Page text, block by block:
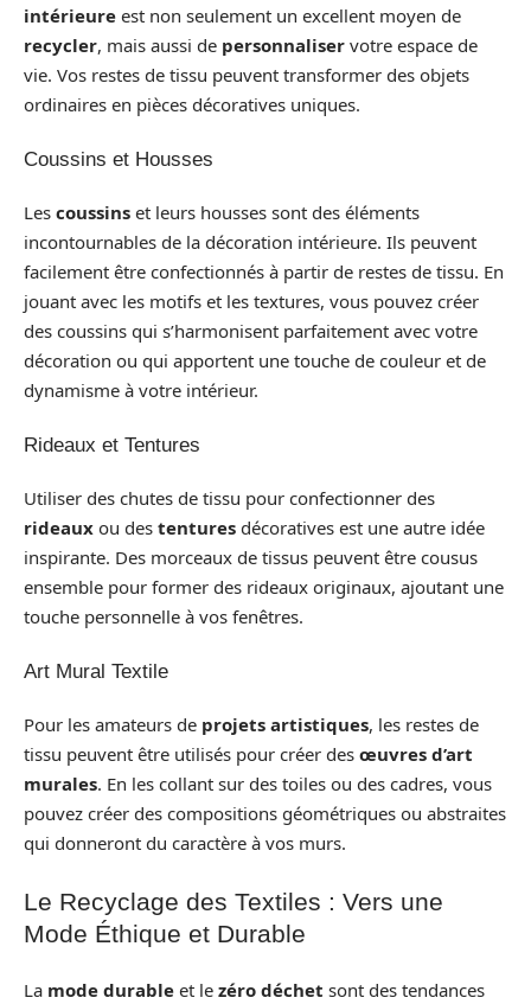
intérieure est non seulement un excellent moyen de
recycler, mais aussi de personnaliser votre espace de
vie. Vos restes de tissu peuvent transformer des objets
ordinaires en pièces décoratives uniques.
Coussins et Housses
Les coussins et leurs housses sont des éléments
incontournables de la décoration intérieure. Ils peuvent
facilement être confectionnés à partir de restes de tissu. En
jouant avec les motifs et les textures, vous pouvez créer
des coussins qui s’harmonisent parfaitement avec votre
décoration ou qui apportent une touche de couleur et de
dynamisme à votre intérieur.
Rideaux et Tentures
Utiliser des chutes de tissu pour confectionner des
rideaux ou des tentures décoratives est une autre idée
inspirante. Des morceaux de tissus peuvent être cousus
ensemble pour former des rideaux originaux, ajoutant une
touche personnelle à vos fenêtres.
Art Mural Textile
Pour les amateurs de projets artistiques, les restes de
tissu peuvent être utilisés pour créer des œuvres d’art
murales. En les collant sur des toiles ou des cadres, vous
pouvez créer des compositions géométriques ou abstraites
qui donneront du caractère à vos murs.
Le Recyclage des Textiles : Vers une
Mode Éthique et Durable
La mode durable et le zéro déchet sont des tendances